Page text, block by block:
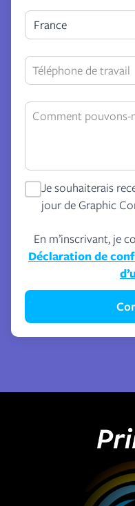
France
Je souhaiterais
jour de Graphic
En m’inscrivant, je
Déclaration de